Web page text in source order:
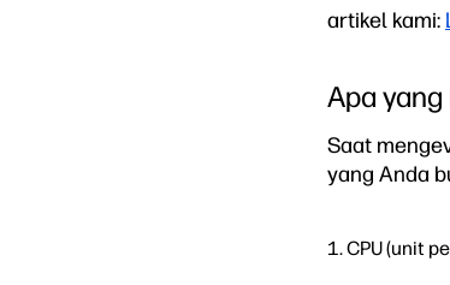
artikel kami:
Apa
Saat
yang Anda
1. CPU (unit